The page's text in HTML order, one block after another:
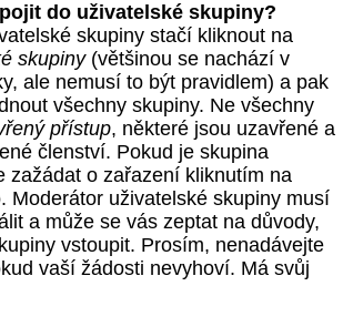
do uživatelské skupiny?
skupiny stačí kliknout na
skupiny(většinou se nachází v
ale nemusí to být pravidlem) a pak
všechny skupiny. Ne všechny
přístup, některé jsou uzavřené a
členství. Pokud je skupina
zažádat o zařazení kliknutím na
Moderátor uživatelské skupiny musí
a může se vás zeptat na důvody,
vstoupit. Prosím, nenadávejte
vaší žádosti nevyhoví. Má svůj